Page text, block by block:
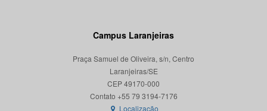
Campus Laranjeiras
Praça Samuel de Oliveira, s/n, Centro
Laranjeiras/SE
CEP 49170-000
Localização